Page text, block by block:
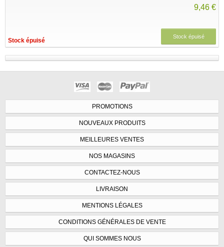
9,46 €
Stock épuisé
Stock épuisé
PROMOTIONS
NOUVEAUX PRODUITS
MEILLEURES VENTES
NOS MAGASINS
CONTACTEZ-NOUS
LIVRAISON
MENTIONS LÉGALES
CONDITIONS GÉNÉRALES DE VENTE
QUI SOMMES NOUS